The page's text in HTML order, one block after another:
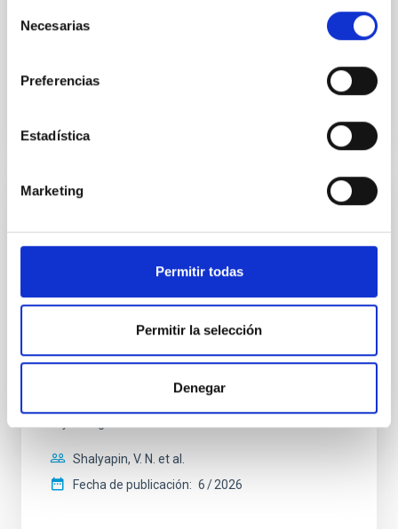
Necesarias
Preferencias
Estadística
Marketing
Permitir todas
Permitir la selección
Denegar
Fecha de publicación:
BIBCODE
NÚMERO DE CITAS
Joining forces: 30 years of optical
monitoring of the Einstein Cross
quadruply-imaged gravitationally lensed quasar QSO
2237+0305, the Einstein Cross, including
hemispheres and using a new photometric
technique. This technique uses a region far enough
Shalyapin, V. N. et al.
Fecha de publicación: 6 2026